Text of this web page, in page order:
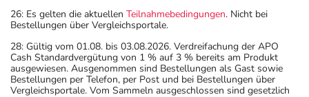
26: Es gelten die aktuellen Teilnahmebedingungen. Nicht bei
Bestellungen über Vergleichsportale.
28: Gültig vom 01.08. bis 03.08.2026. Verdreifachung der APO
Cash Standardvergütung von 1 % auf 3 % bereits am Produkt
ausgewiesen. Ausgenommen sind Bestellungen als Gast sowie
Bestellungen per Telefon, per Post und bei Bestellungen über
Vergleichsportale. Vom Sammeln ausgeschlossen sind gesetzlich